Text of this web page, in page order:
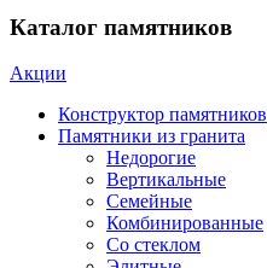
Каталог памятников
Акции
Конструктор памятников
Памятники из гранита
Недорогие
Вертикальные
Семейные
Комбинированные
Со стеклом